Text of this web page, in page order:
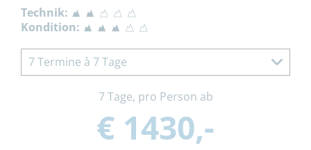
Technik:
Kondition:
7 Termine à 7 Tage
7 Tage, pro Person ab
€ 1430,-